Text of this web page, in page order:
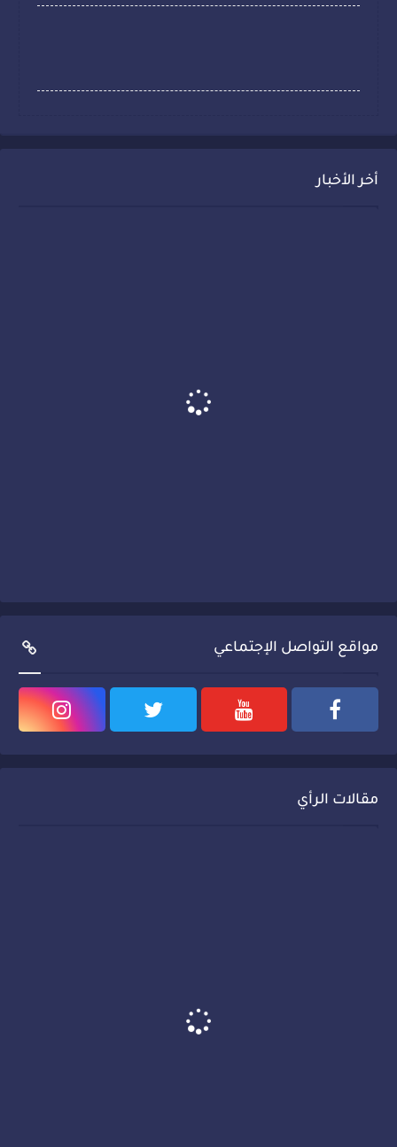
أخر الأخبار
مواقع التواصل الإجتماعي
مقالات الرأي